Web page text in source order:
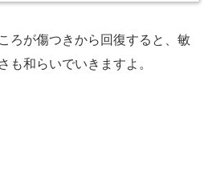
ろが傷つきから回復すると、敏
も和らいでいきますよ。